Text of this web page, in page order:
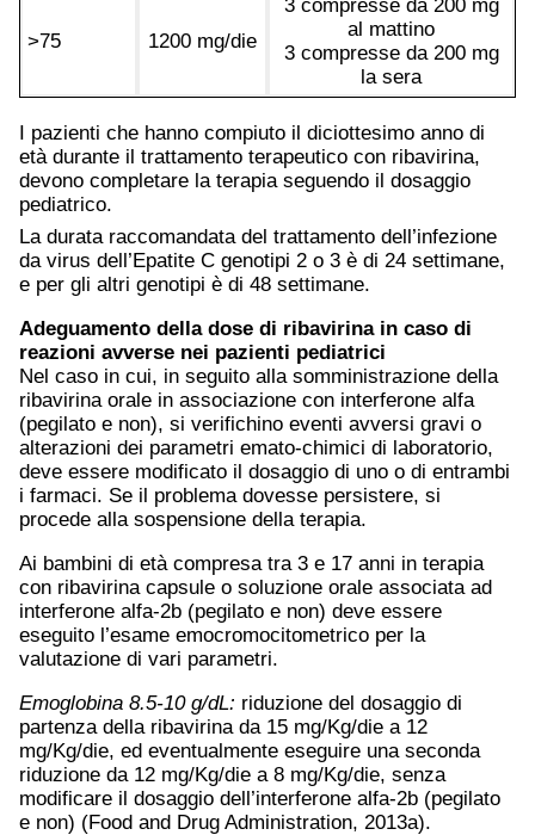
>75 1200 mg/die
3 compresse da 200 mg
al mattino
3 compresse da 200 mg
la sera
I pazienti che hanno compiuto il diciottesimo anno di
età durante il trattamento terapeutico con ribavirina,
devono completare la terapia seguendo il dosaggio
pediatrico.
La durata raccomandata del trattamento dell’infezione
da virus dell’Epatite C genotipi 2 o 3 è di 24 settimane,
e per gli altri genotipi è di 48 settimane.
Adeguamento della dose di ribavirina in caso di
reazioni avverse nei pazienti pediatrici
Nel caso in cui, in seguito alla somministrazione della
ribavirina orale in associazione con interferone alfa
(pegilato e non), si verifichino eventi avversi gravi o
alterazioni dei parametri emato-chimici di laboratorio,
deve essere modificato il dosaggio di uno o di entrambi
i farmaci. Se il problema dovesse persistere, si
procede alla sospensione della terapia.
Ai bambini di età compresa tra 3 e 17 anni in terapia
con ribavirina capsule o soluzione orale associata ad
interferone alfa-2b (pegilato e non) deve essere
eseguito l’esame emocromocitometrico per la
valutazione di vari parametri.
Emoglobina 8.5-10 g/dL: riduzione del dosaggio di
partenza della ribavirina da 15 mg/Kg/die a 12
mg/Kg/die, ed eventualmente eseguire una seconda
riduzione da 12 mg/Kg/die a 8 mg/Kg/die, senza
modificare il dosaggio dell’interferone alfa-2b (pegilato
e non) (Food and Drug Administration, 2013a).